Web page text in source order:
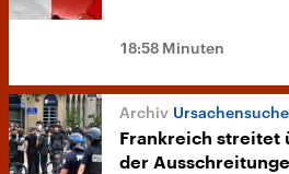
18:58 Minuten
Ursachensuche
Frankreich streitet
der